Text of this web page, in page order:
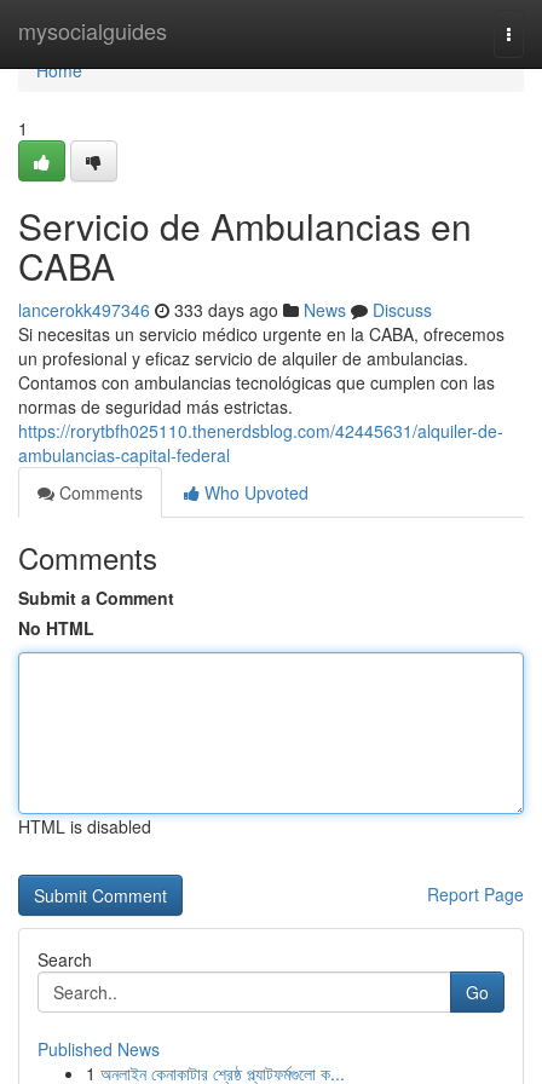
mysocialguides
Home
Home
1
Servicio de Ambulancias en
CABA
lancerokk497346 333 days ago News
Discuss
Si necesitas un servicio médico urgente en la CABA, ofrecemos
un profesional y eficaz servicio de alquiler de ambulancias.
Contamos con ambulancias tecnológicas que cumplen con las
normas de seguridad más estrictas.
https://rorytbfh025110.thenerdsblog.com/42445631/alquiler-de-
ambulancias-capital-federal
Comments
Who Upvoted
Comments
Submit a Comment
No HTML
HTML is disabled
Report Page
Search
Go
Published News
1 অনলাইন কেনাকাটার শ্রেষ্ঠ প্ল্যাটফর্মগুলো ক...